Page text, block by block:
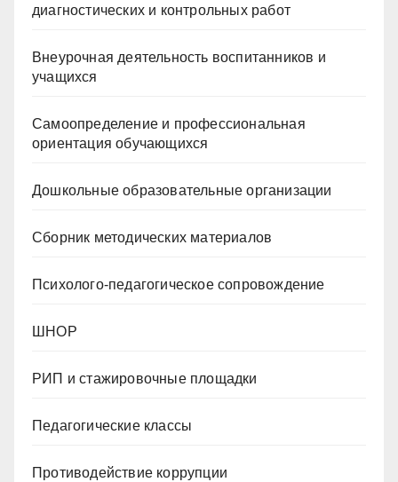
диагностических и контрольных работ
Внеурочная деятельность воспитанников и
учащихся
Самоопределение и профессиональная
ориентация обучающихся
Дошкольные образовательные организации
Сборник методических материалов
Психолого-педагогическое сопровождение
ШНОР
РИП и стажировочные площадки
Педагогические классы
Противодействие коррупции